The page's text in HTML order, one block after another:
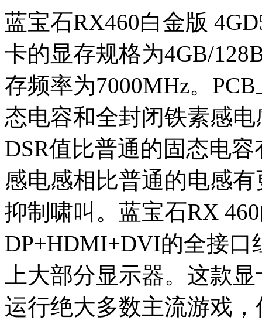
蓝宝石RX460白金版
卡的显存规格为4GB/
存频率为7000MHz。
态电容和全封闭铁素感
DSR值比普通的固态电
感电感相比普通的电感
抑制啸叫。蓝宝石RX
DP+HDMI+DVI的全接
上大部分显示器。这款
运行绝大多数主流游戏